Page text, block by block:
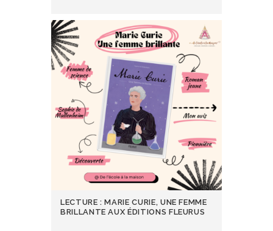
LECTURE : MARIE CURIE, UNE FEMME
BRILLANTE AUX ÉDITIONS FLEURUS